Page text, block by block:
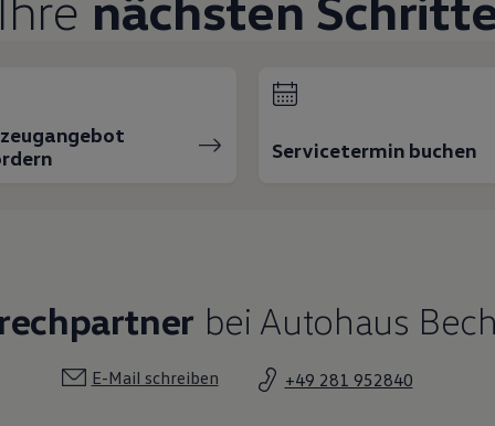
Servicetermin buchen
bei Autohaus
E-Mail schreiben +49 281 952840